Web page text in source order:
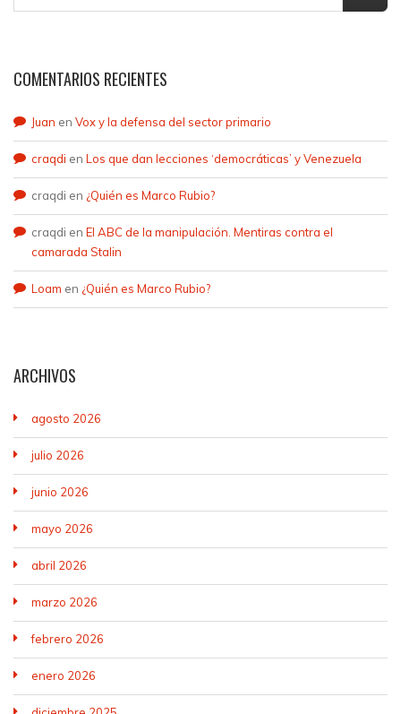
COMENTARIOS RECIENTES
Juan en Vox y la defensa del sector primario
craqdi en Los que dan lecciones ‘democráticas’ y Venezuela
craqdi en ¿Quién es Marco Rubio?
craqdi en El ABC de la manipulación. Mentiras contra el
camarada Stalin
Loam en ¿Quién es Marco Rubio?
ARCHIVOS
agosto 2026
julio 2026
junio 2026
mayo 2026
abril 2026
marzo 2026
febrero 2026
enero 2026